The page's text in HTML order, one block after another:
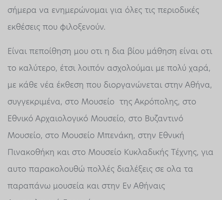
σήμερα να ενημερώνομαι για όλες τις περιοδικές
εκθέσεις που φιλοξενούν.
Είναι πεποίθηση μου οτι η δια βίου μάθηση είναι οτι
το καλύτερο, έτσι λοιπόν ασχολούμαι με πολύ χαρά,
με κάθε νέα έκθεση που διοργανώνεται στην Αθήνα,
συγγεκριμένα, στο Μουσείο της Ακρόπολης, στο
Εθνικό Αρχαιολογικό Μουσείο, στο Βυζαντινό
Μουσείο, στο Μουσείο Μπενάκη, στην Εθνική
Πινακοθήκη και στο Μουσείο Κυκλαδικής Τέχνης, για
αυτο παρακολουθώ πολλές διαλέξεις σε ολα τα
παραπάνω μουσεία και στην Εν Αθήναις